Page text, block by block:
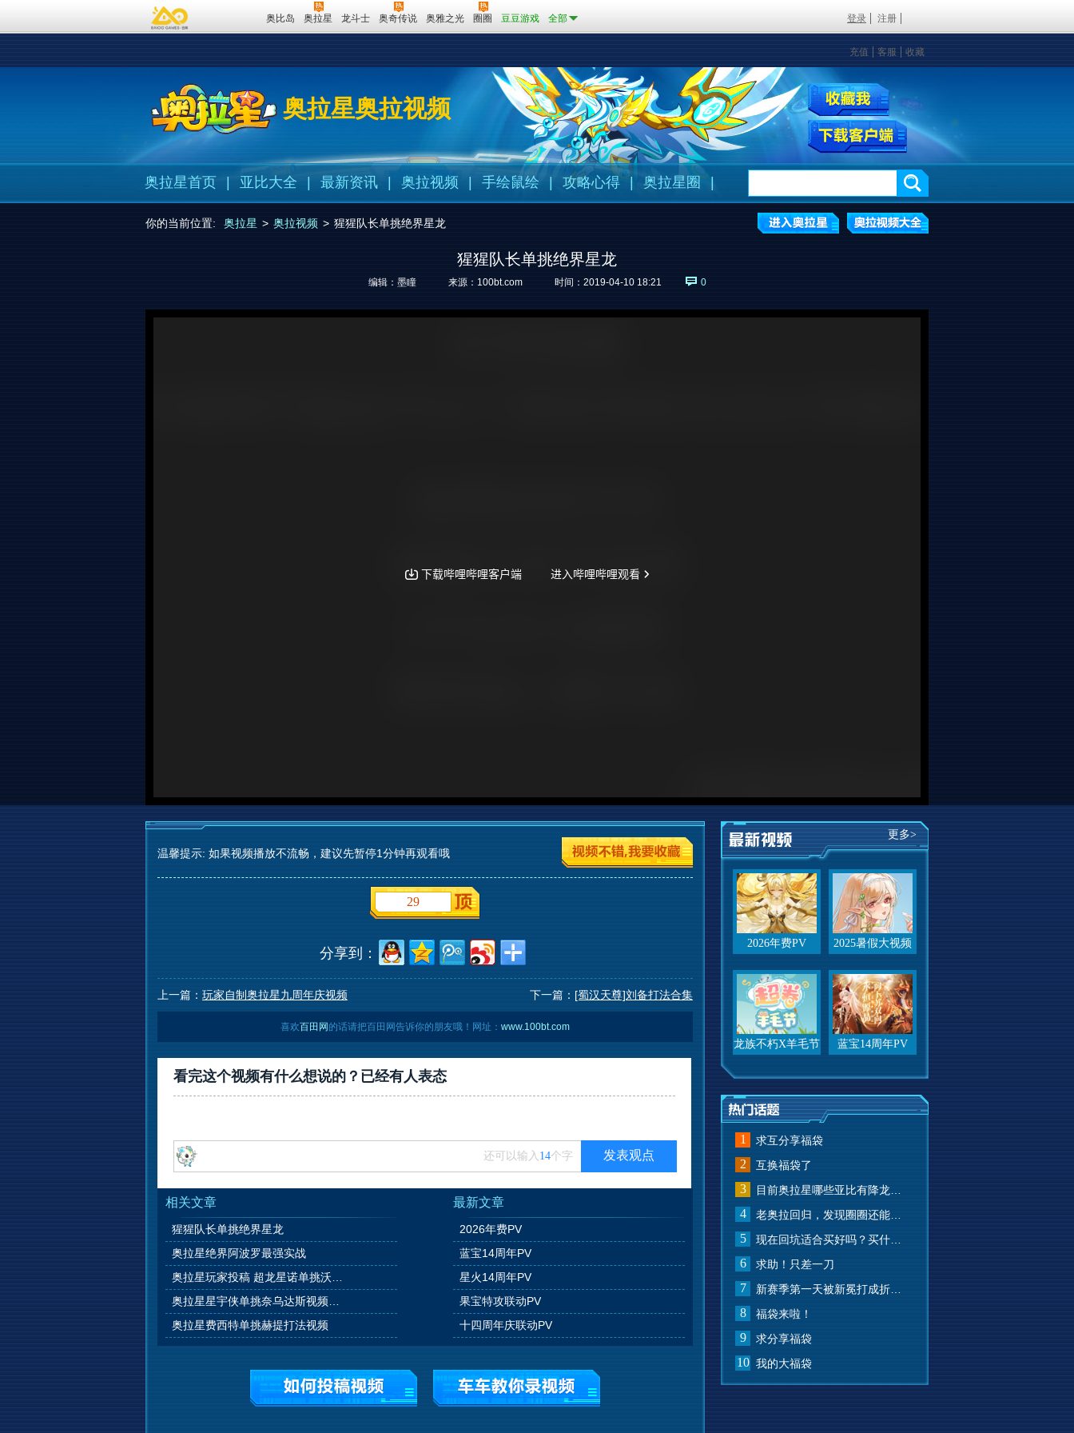
奥比岛 奥拉星 龙斗士 奥奇传说 奥雅之光 圈圈 豆豆游戏 全部 登录 注册
充值 客服 收藏
奥拉星奥拉视频
奥拉星首页 亚比大全 最新资讯 奥拉视频 手绘鼠绘 攻略心得 | 奥拉星圈
你的当前位置: 奥拉星 > 奥拉视频 > 猩猩队长单挑绝界星龙
猩猩队长单挑绝界星龙
编辑：墨瞳 来源： 100bt.com 时间：2019-04-10 18:21 0
温馨提示: 如果视频播放不流畅，建议先暂停1分钟再观看哦
29
分享到：
上一篇： 玩家自制奥拉星九周年庆视频 下一篇： [蜀汉天尊]刘备打法合集
喜欢百田网 的话请把百田网告诉你的朋友哦！网址： www.100bt.com
看完这个视频有什么想说的？已经有人表态
还可以输入 14个字 发表观点
相关文章
猩猩队长单挑绝界星龙
奥拉星绝界阿波罗最强实战
奥拉星费西特单挑赫提打法视频
最新文章
2026年费PV
蓝宝14周年PV
星火14周年PV
果宝特攻联动PV
十四周年庆联动PV
更多>
2026年费PV 2025暑假大视频
龙族不朽X羊毛节 蓝宝14周年PV
1 求互分享福袋
2 互换福袋了
3
4
5
6 求助！只差一刀
7
8 福袋来啦！
9 求分享福袋
10 我的大福袋